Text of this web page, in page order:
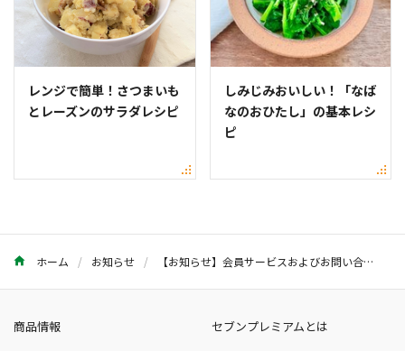
レンジで簡単！さつまいも
とレーズンのサラダレシピ
しみじみおいしい！「なば
なのおひたし」の基本レシ
ピ
ホーム お知らせ 【お知らせ】会員サービスおよびお問い合わせフォーム受付の終了について
商品情報
セブンプレミアムとは